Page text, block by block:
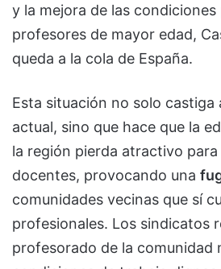
y la mejora de las condiciones
profesores de mayor edad,
queda a la cola de España.
Esta situación no solo castiga
actual, sino que hace que la
la región pierda atractivo
docentes, provocando una
comunidades vecinas que sí
profesionales. Los sindicatos
profesorado de la comunidad